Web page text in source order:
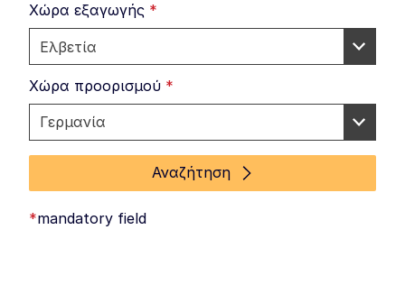
Χώρα εξαγωγής *
Χώρα προορισμού *
Αναζήτηση
*mandatory field